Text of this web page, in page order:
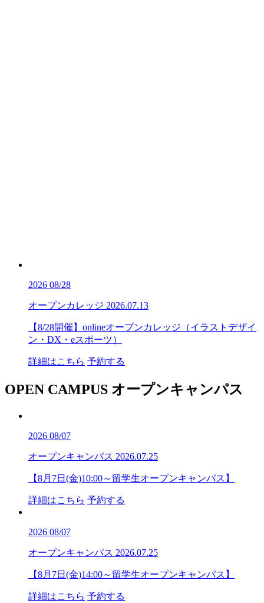
2026 08/28
オープンカレッジ 2026.07.13
【8/28開催】onlineオープンカレッジ（イラストデザイ
ン・DX・eスポーツ）
詳細はこちら 予約する
OPEN CAMPUS オープンキャンパス
2026 08/07
オープンキャンパス 2026.07.25
【8月7日(金)10:00～留学生オープンキャンパス】
詳細はこちら 予約する
2026 08/07
オープンキャンパス 2026.07.25
【8月7日(金)14:00～留学生オープンキャンパス】
詳細はこちら 予約する